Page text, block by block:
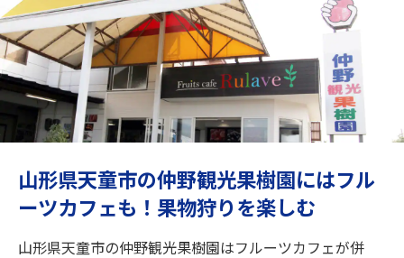
行き先
旅のお役立ち情報
閉じる
山形県天童市の仲野観光果樹園にはフル
ーツカフェも！果物狩りを楽しむ
山形県天童市の仲野観光果樹園はフルーツカフェが併